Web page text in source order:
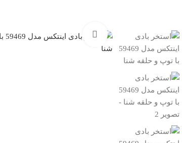
بزرگنمایی تصویر